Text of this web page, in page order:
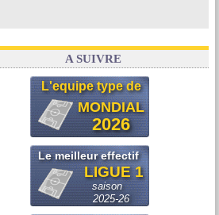
A SUIVRE
L'equipe type de
MONDIAL
2026
Le meilleur effectif
LIGUE 1
saison
2025-26